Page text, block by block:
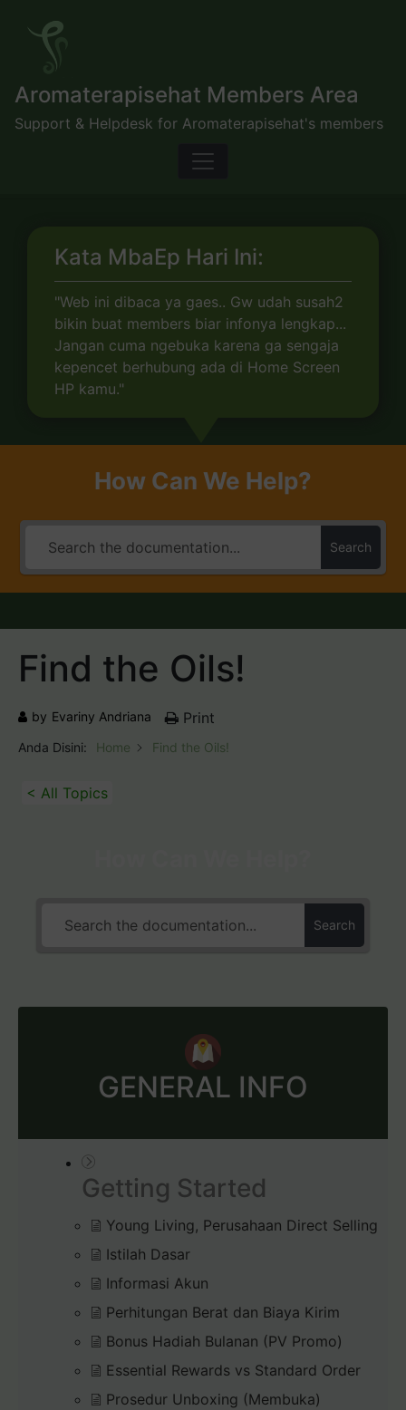
content
Aromaterapisehat Members Area
Support & Helpdesk for Aromaterapisehat's members
Kata MbaEp Hari Ini:
"Web ini dibaca ya gaes.. Gw udah susah2
bikin buat members biar infonya lengkap...
Jangan cuma ngebuka karena ga sengaja
kepencet berhubung ada di Home Screen
HP kamu."
How Can We Help?
Search
Find the Oils!
by Evariny Andriana Print
Anda Disini: Home Find the Oils!
< All Topics
Search
GENERAL INFO
Getting Started
Young Living, Perusahaan Direct Selling
Istilah Dasar
Informasi Akun
Perhitungan Berat dan Biaya Kirim
Bonus Hadiah Bulanan (PV Promo)
Essential Rewards vs Standard Order
Prosedur Unboxing (Membuka)